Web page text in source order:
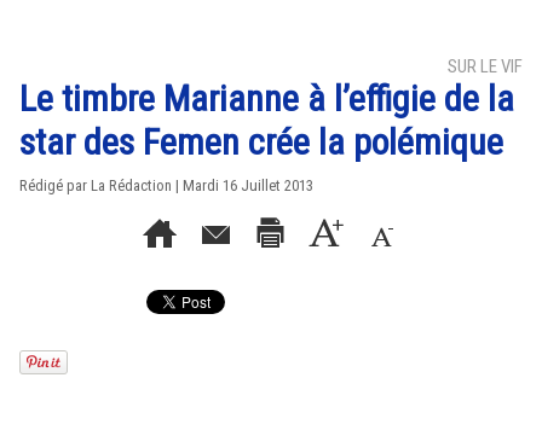
SUR LE VIF
Le timbre Marianne à l’effigie de la
star des Femen crée la polémique
Rédigé par La Rédaction | Mardi 16 Juillet 2013